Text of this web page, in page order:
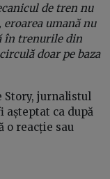
de tren nu
eroarea umană nu
în trenurile din
doar pe baza
jurnalistul
așteptat ca după
o reacție sau